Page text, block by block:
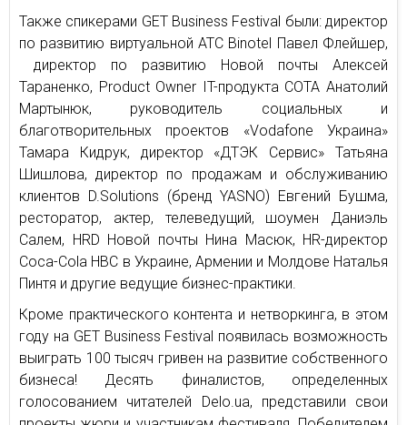
Также спикерами GET Business Festival были: директор
по развитию виртуальной АТС Binotel Павел Флейшер,
директор по развитию Новой почты Алексей
Тараненко, Product Owner IT-продукта СОТА Анатолий
Мартынюк, руководитель социальных и
благотворительных проектов «Vodafone Украина»
Тамара Кидрук, директор «ДТЭК Сервис» Татьяна
Шишлова, директор по продажам и обслуживанию
клиентов D.Solutions (бренд YASNO) Евгений Бушма,
ресторатор, актер, телеведущий, шоумен Даниэль
Салем, HRD Новой почты Нина Масюк, HR-директор
Coca-Cola HBC в Украине, Армении и Молдове Наталья
Пинтя и другие ведущие бизнес-практики.
Кроме практического контента и нетворкинга, в этом
году на GET Business Festival появилась возможность
выиграть 100 тысяч гривен на развитие собственного
бизнеса! Десять финалистов, определенных
голосованием читателей Delo.ua, представили свои